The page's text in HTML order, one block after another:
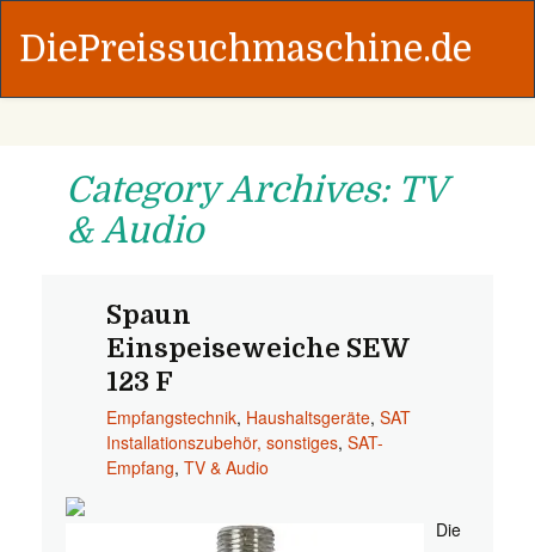
DiePreissuchmaschine.de
Category Archives: TV
& Audio
Spaun
Einspeiseweiche SEW
123 F
Empfangstechnik, Haushaltsgeräte, SAT
Installationszubehör, sonstiges, SAT-
Empfang, TV & Audio
Die